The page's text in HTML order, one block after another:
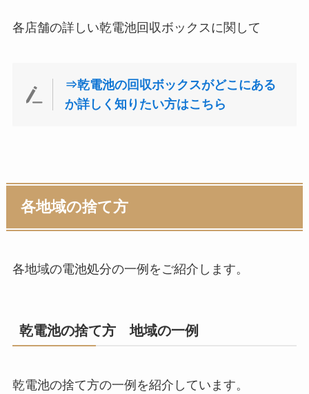
各店舗の詳しい乾電池回収ボックスに関して
⇒乾電池の回収ボックスがどこにある
か詳しく知りたい方はこちら
各地域の捨て方
各地域の電池処分の一例をご紹介します。
乾電池の捨て方 地域の一例
乾電池の捨て方の一例を紹介しています。